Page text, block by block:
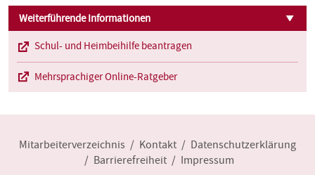
Weiterführende Informationen
Schul- und Heimbeihilfe beantragen
Mehrsprachiger Online-Ratgeber
Mitarbeiterverzeichnis Kontakt
Datenschutzerklärung
Barrierefreiheit
Impressum